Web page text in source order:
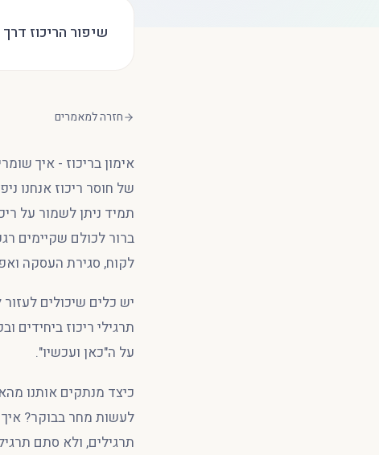
שיפור הריכוז
חזרה למאמרים
אימון בריכוז - איך
של חוסר ריכוז אנחנו
תמיד ניתן לשמור על
ברור לכולם שקיימים
לקוח, סגירת העסקה
יש כלים שיכולים
תרגילי ריכוז
על ה"כאן ועכשיו".
כיצד מנתקים אותנו
לעשות מחר בבוקר?
תרגילים, ולא סתם